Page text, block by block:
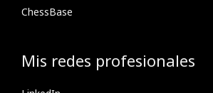
ChessBase
Mis redes profesionales